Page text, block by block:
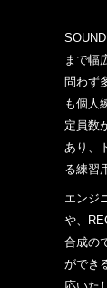
まで幅
問わず
も個人
定員数
あり、
る練習
エンジ
や、
合成の
ができ